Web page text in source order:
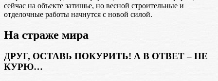
сейчас на объекте затишье, но весной строительные и
отделочные работы начнутся с новой силой.
На страже мира
ДРУГ, ОСТАВЬ ПОКУРИТЬ! А В ОТВЕТ – НЕ
КУРЮ…